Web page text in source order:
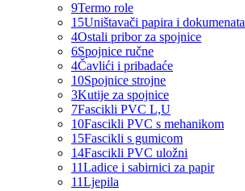
9Termo role
15Uništavači papira i dokumenata
4Ostali pribor za spojnice
6Spojnice ručne
4Čavlići i pribadaće
10Spojnice strojne
3Kutije za spojnice
7Fascikli PVC L,U
10Fascikli PVC s mehanikom
15Fascikli s gumicom
14Fascikli PVC uložni
11Ladice i sabirnici za papir
11Ljepila